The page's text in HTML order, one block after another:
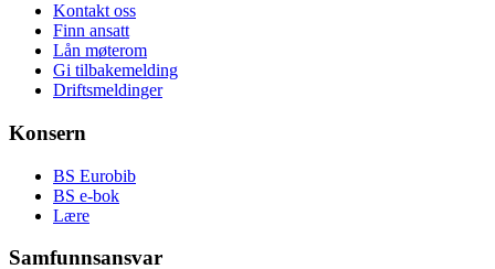
Kontakt oss
Finn ansatt
Lån møterom
Gi tilbakemelding
Driftsmeldinger
Konsern
BS Eurobib
BS e-bok
Lære
Samfunnsansvar